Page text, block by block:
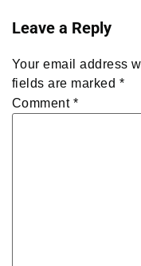
Leave a Reply
Your email address
fields are marked *
Comment *